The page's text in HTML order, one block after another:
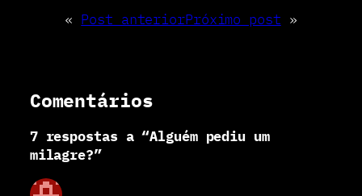
« Post anteriorPróximo post »
Comentários
7 respostas a “Alguém pediu um
milagre?”